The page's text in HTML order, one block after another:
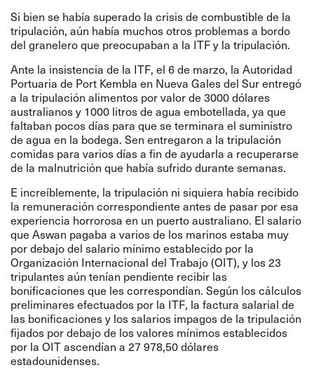
Si bien se había superado la crisis de combustible de la
tripulación, aún había muchos otros problemas a bordo
del granelero que preocupaban a la ITF y la tripulación.
Ante la insistencia de la ITF, el 6 de marzo, la Autoridad
Portuaria de Port Kembla en Nueva Gales del Sur entregó
a la tripulación alimentos por valor de 3000 dólares
australianos y 1000 litros de agua embotellada, ya que
faltaban pocos días para que se terminara el suministro
de agua en la bodega. Sen entregaron a la tripulación
comidas para varios días a fin de ayudarla a recuperarse
de la malnutrición que había sufrido durante semanas.
E increíblemente, la tripulación ni siquiera había recibido
la remuneración correspondiente antes de pasar por esa
experiencia horrorosa en un puerto australiano. El salario
que Aswan pagaba a varios de los marinos estaba muy
por debajo del salario mínimo establecido por la
Organización Internacional del Trabajo (OIT), y los 23
tripulantes aún tenían pendiente recibir las
bonificaciones que les correspondían. Según los cálculos
preliminares efectuados por la ITF, la factura salarial de
las bonificaciones y los salarios impagos de la tripulación
fijados por debajo de los valores mínimos establecidos
por la OIT ascendían a 27 978,50 dólares
estadounidenses.